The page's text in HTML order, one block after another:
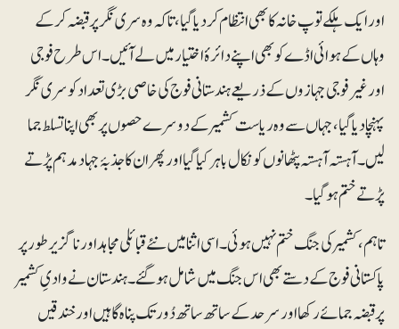
اور ایک ہلکے توپ خانہ کا بھی انتظام کر دیا گیا، تاکہ وہ سری نگر پر قبضہ کرکے
وہاں کے ہوائی اڈے کو بھی اپنے دائرۂ اختیار میں لے آئیں۔ اس طرح فوجی
اور غیرفوجی جہازوں کے ذریعے ہندستانی فوج کی خاصی بڑی تعداد کو سری نگر
پہنچا دیا گیا، جہاں سے وہ ریاست کشمیر کے دوسرے حصوں پر بھی اپنا تسلط جما
لیں۔ آہستہ آہستہ پٹھانوں کو نکال باہر کیا گیا اور پھر ان کا جذبۂ جہاد مدہم پڑتے
پڑتے ختم ہوگیا۔
تاہم، کشمیر کی جنگ ختم نہیں ہوئی۔ اسی اثنا میں نئے قبائلی مجاہد اور ناگزیر طور پر
پاکستانی فوج کے دستے بھی اس جنگ میں شامل ہوگئے۔ ہندستان نے وادیِ کشمیر
پر قبضہ جمائے رکھا اور سرحد کے ساتھ ساتھ دُور تک پناہ گاہیں اور خندقیں